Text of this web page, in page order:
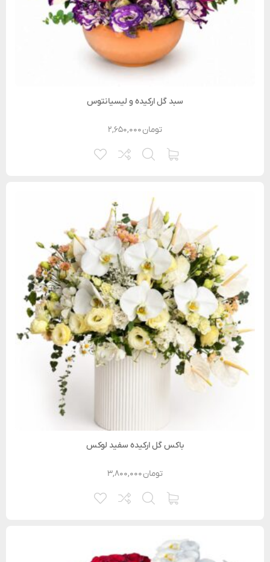
سبد گل ارکیده و لیسیانتوس
۲,۶۵۰,۰۰۰تومان
باکس گل ارکیده سفید لوکس
۳,۸۰۰,۰۰۰تومان